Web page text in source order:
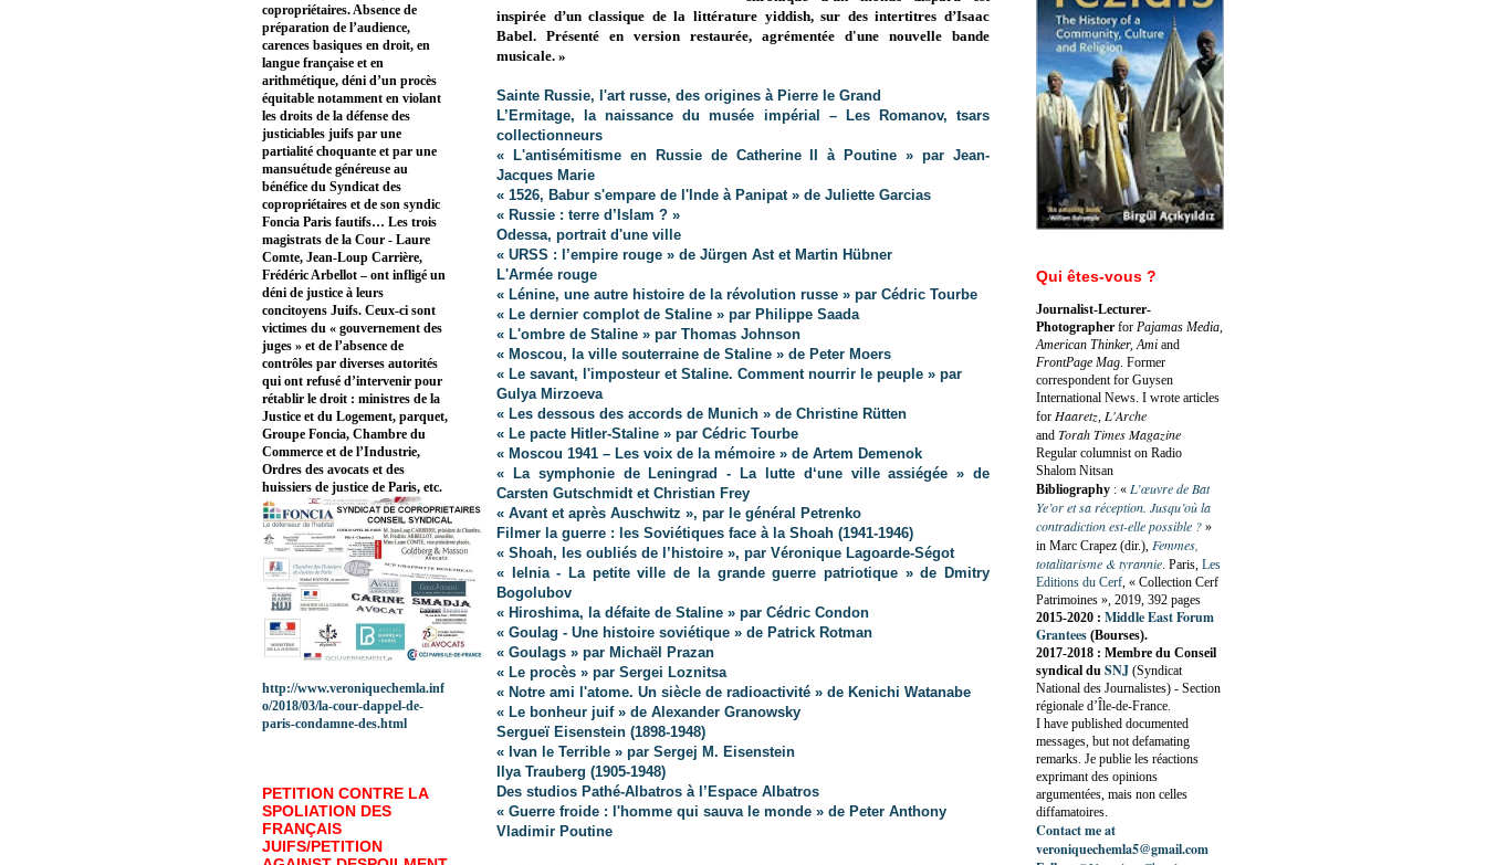
inspirée d’un classique de la littérature yiddish, sur des intertitres d’Isaac
Babel. Présenté en version restaurée, agrémentée d'une nouvelle bande
musicale. »
Sainte Russie, l'art russe, des origines à Pierre le Grand
L’Ermitage, la naissance du musée impérial – Les Romanov, tsars
collectionneurs
« L'antisémitisme en Russie de Catherine II à Poutine » par Jean-
Jacques Marie
« 1526, Babur s'empare de l'Inde à Panipat » de Juliette Garcias
« Russie : terre d’Islam ? »
Odessa, portrait d'une ville
« URSS : l’empire rouge » de Jürgen Ast et Martin Hübner
L'Armée rouge
« Lénine, une autre histoire de la révolution russe » par Cédric Tourbe
« Le dernier complot de Staline » par Philippe Saada
« L'ombre de Staline » par Thomas Johnson
« Moscou, la ville souterraine de Staline » de Peter Moers
« Le savant, l'imposteur et Staline. Comment nourrir le peuple » par
Gulya Mirzoeva
« Les dessous des accords de Munich » de Christine Rütten
« Le pacte Hitler-Staline » par Cédric Tourbe
« Moscou 1941 – Les voix de la mémoire » de Artem Demenok
« La symphonie de Leningrad - La lutte d‘une ville assiégée » de
Carsten Gutschmidt et Christian Frey
« Avant et après Auschwitz », par le général Petrenko
Filmer la guerre : les Soviétiques face à la Shoah (1941-1946)
« Shoah, les oubliés de l’histoire », par Véronique Lagoarde-Ségot
« Ielnia - La petite ville de la grande guerre patriotique » de Dmitry
Bogolubov
« Hiroshima, la défaite de Staline » par Cédric Condon
« Goulag - Une histoire soviétique » de Patrick Rotman
« Goulags » par Michaël Prazan
« Le procès » par Sergei Loznitsa
« Notre ami l'atome. Un siècle de radioactivité » de Kenichi Watanabe
« Le bonheur juif » de Alexander Granowsky
Sergueï Eisenstein (1898-1948)
« Ivan le Terrible » par Sergej M. Eisenstein
Ilya Trauberg (1905-1948)
Des studios Pathé-Albatros à l’Espace Albatros
« Guerre froide : l'homme qui sauva le monde » de Peter Anthony
Vladimir Poutine
copropriétaires. Absence de
préparation de l’audience,
carences basiques en droit, en
langue française et en
arithmétique, déni d’un procès
équitable notamment en violant
les droits de la défense des
justiciables juifs par une
partialité choquante et par une
mansuétude généreuse au
bénéfice du Syndicat des
copropriétaires et de son syndic
Foncia Paris fautifs… Les trois
magistrats de la Cour - Laure
Comte, Jean-Loup Carrière,
Frédéric Arbellot – ont infligé un
déni de justice à leurs
concitoyens Juifs. Ceux-ci sont
victimes du « gouvernement des
juges » et de l’absence de
contrôles par diverses autorités
qui ont refusé d’intervenir pour
rétablir le droit : ministres de la
Justice et du Logement, parquet,
Groupe Foncia, Chambre du
Commerce et de l’Industrie,
Ordres des avocats et des
huissiers de justice de Paris, etc.
http://www.veroniquechemla.inf
o/2018/03/la-cour-dappel-de-
paris-condamne-des.html
PETITION CONTRE LA
SPOLIATION DES
FRANÇAIS
JUIFS/PETITION
Qui êtes-vous ?
Journalist-Lecturer-
Photographer for Pajamas Media,
American Thinker, Ami and
FrontPage Mag. Former
correspondent for Guysen
International News. I wrote articles
for Haaretz, L'Arche
and Torah Times Magazine
Regular columnist on Radio
Shalom Nitsan
Bibliography : « L’œuvre de Bat
Ye’or et sa réception. Jusqu’où la
contradiction est-elle possible ? »
in Marc Crapez (dir.), Femmes,
totalitarisme & tyrannie. Paris, Les
Editions du Cerf, « Collection Cerf
Patrimoines », 2019, 392 pages
2015-2020 : Middle East Forum
Grantees (Bourses).
2017-2018 : Membre du Conseil
syndical du SNJ (Syndicat
National des Journalistes) - Section
régionale d’Île-de-France.
I have published documented
messages, but not defamating
remarks. Je publie les réactions
exprimant des opinions
argumentées, mais non celles
diffamatoires.
Contact me at
veroniquechemla5@gmail.com